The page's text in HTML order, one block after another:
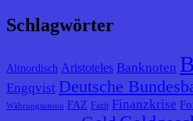
Schlagwörter
Altnordisch Aristoteles Banknoten
Engqvist Deutsche
Währungsunion
FAZ Fazit Finanzkrise